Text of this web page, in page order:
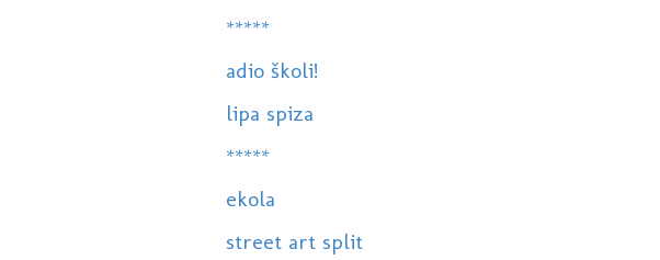
*****
adio školi!
lipa spiza
*****
ekola
street art split